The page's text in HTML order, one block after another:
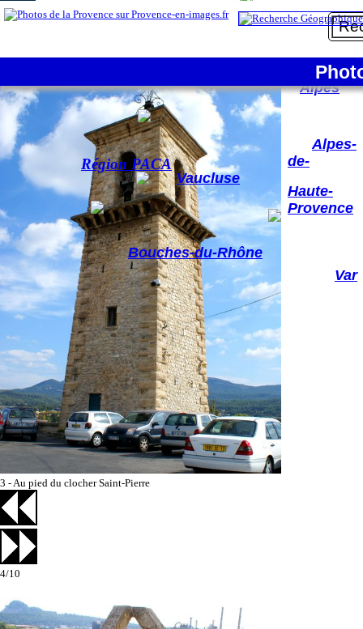
3 - Au pied du clocher Saint-Pierre
4/10
Région PACA
Bouches-du-Rhône
Vaucluse
Var
Alpes-
de-
Haute-
Provence
Hautes-
Alpes